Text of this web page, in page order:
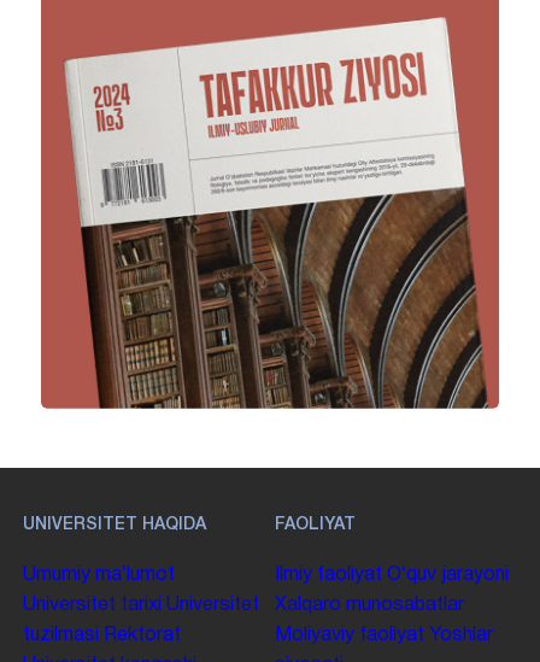
UNIVERSITET HAQIDA
Umumiy maʼlumot
Universitet tarixi Universitet
tuzilmasi
Rektorat
FAOLIYAT
Ilmiy faoliyat Oʻquv jarayoni
Xalqaro munosabatlar
Moliyaviy faoliyat Yoshlar